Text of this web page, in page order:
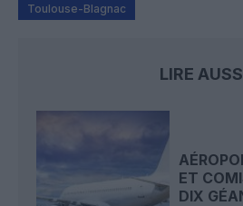
Toulouse-Blagnac
LIRE
ET
DIX